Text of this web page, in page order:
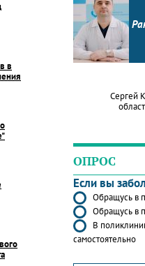
в
Сергей
ОПРОС
Если вы
Обращусь в
Обращусь в
В
самостоятельно